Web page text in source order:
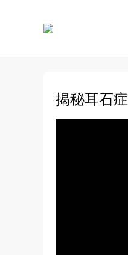
揭秘耳石症